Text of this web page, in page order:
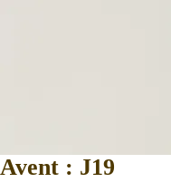
Avent : J19